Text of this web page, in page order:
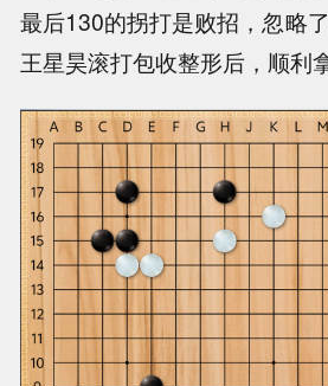
最后130的拐打是败招，忽略
王星昊滚打包收整形后，顺利